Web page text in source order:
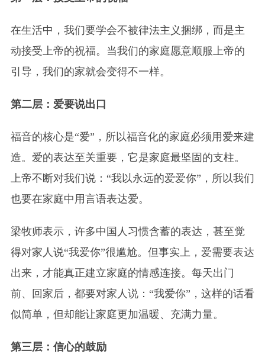
在生活中，我们要学会不被律法主义捆绑，而是主
动接受上帝的祝福。当我们的家庭愿意顺服上帝的
引导，我们的家就会变得不一样。
第二层：爱要说出口
福音的核心是“爱”，所以福音化的家庭必须用爱来建
造。爱的表达至关重要，它是家庭最坚固的支柱。
上帝不断对我们说：“我以永远的爱爱你”，所以我们
也要在家庭中用言语表达爱。
梁牧师表示，许多中国人习惯含蓄的表达，甚至觉
得对家人说“我爱你”很尴尬。但事实上，爱需要表达
出来，才能真正建立家庭的情感连接。每天出门
前、回家后，都要对家人说：“我爱你”，这样的话看
似简单，但却能让家庭更加温暖、充满力量。
第三层：信心的鼓励